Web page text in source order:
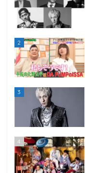
2
3
4